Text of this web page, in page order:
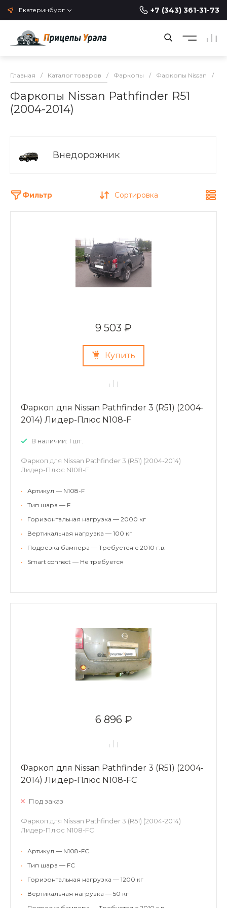
Екатеринбург +7 (343) 361-31-73
Главная / Каталог товаров / Фаркопы / Фаркопы Nissan /
Фаркопы Nissan Pathfinder R51
(2004-2014)
Внедорожник
Фильтр Сортировка
9 503 ₽
Купить
Фаркоп для Nissan Pathfinder 3 (R51) (2004-
2014) Лидер-Плюс N108-F
В наличии: 1 шт.
Фаркоп для Nissan Pathfinder 3 (R51) (2004-2014)
Лидер-Плюс N108-F
•
Артикул — N108-F
•
Тип шара — F
•
Горизонтальная нагрузка — 2000 кг
•
Вертикальная нагрузка — 100 кг
•
Подрезка бампера — Требуется с 2010 г.в.
•
Smart connect — Не требуется
6 896 ₽
Фаркоп для Nissan Pathfinder 3 (R51) (2004-
2014) Лидер-Плюс N108-FC
Под заказ
Фаркоп для Nissan Pathfinder 3 (R51) (2004-2014)
Лидер-Плюс N108-FC
•
Артикул — N108-FC
•
Тип шара — FC
•
Горизонтальная нагрузка — 1200 кг
•
Вертикальная нагрузка — 50 кг